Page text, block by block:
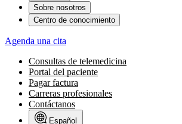
Sobre nosotros
Centro de conocimiento
Agenda una cita
Consultas de telemedicina
Portal del paciente
Pagar factura
Carreras profesionales
Contáctanos
Español